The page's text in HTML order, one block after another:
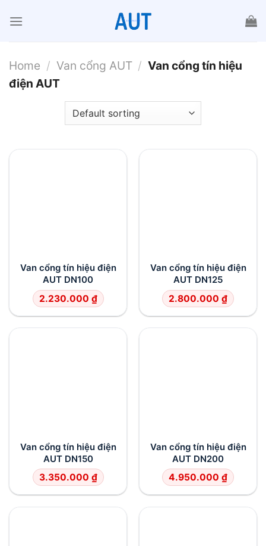
đến
Home / Van cổng AUT / Van cổng tín hiệu
điện AUT
Van cổng tín hiệu điện
AUT DN100
2.230.000 ₫
Van cổng tín hiệu điện
AUT DN125
2.800.000 ₫
Van cổng tín hiệu điện
AUT DN150
3.350.000 ₫
Van cổng tín hiệu điện
AUT DN200
4.950.000 ₫